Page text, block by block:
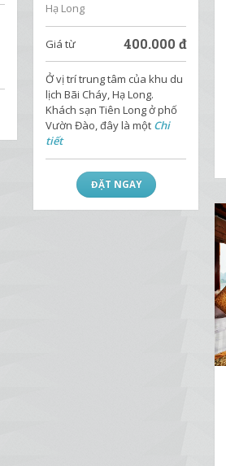
Hạ Long
Giá từ 400.000 đ
Ở vị trí trung tâm của khu du
lịch Bãi Cháy, Hạ Long.
Khách sạn Tiên Long ở phố
Vườn Đào, đây là một Chi
tiết
ĐẶT NGAY